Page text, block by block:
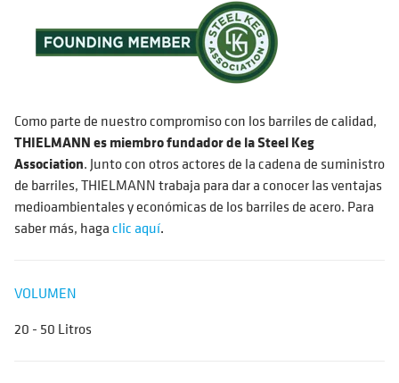
Como parte de nuestro compromiso con los barriles de calidad,
THIELMANN es miembro fundador de la Steel Keg
Association. Junto con otros actores de la cadena de suministro
de barriles, THIELMANN trabaja para dar a conocer las ventajas
medioambientales y económicas de los barriles de acero. Para
saber más, hagaclic aquí.
VOLUMEN
20 - 50 Litros